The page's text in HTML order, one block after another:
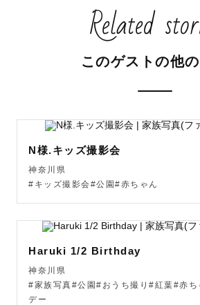
◻︎前後のご予約によっては、ご対応が
影いただけます◎
🏠 Family Photographer
ティ・バースデーフォトなど、“今しか
自然なかたちで残しています。
小学校教諭免許を活かし、お子さまや
して過ごせる雰囲気づくりを大切にし
Related
このゲストの他
N様.キッズ撮影会
神奈川県
#キッズ撮影会#公園#赤ちゃん
Haruki 1/2 Birthday
神奈川県
#家族写真#公園#おうち撮り#紅葉#赤ち
デー